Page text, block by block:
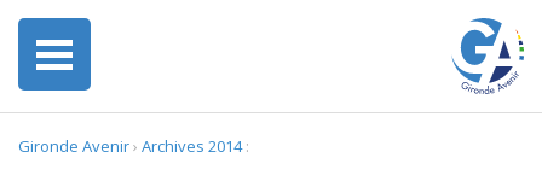
Gironde Avenir› Archives 2014: